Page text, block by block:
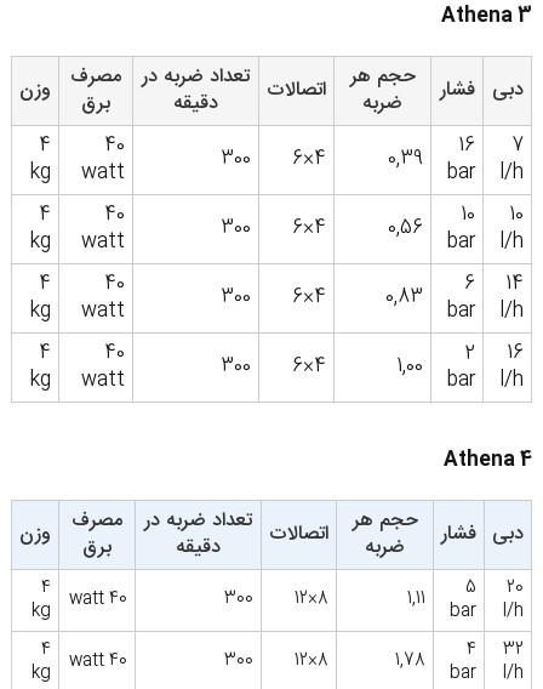
Athena 3
دبی فشار
حجم هر
ضربه
اتصالات تعداد ضربه در
دقیقه
مصرف
برق
وزن
7
l/h
16
bar
0,39
4×6
300
40
watt
4
kg
10
l/h
10
bar
0,56
4×6
300
40
watt
4
kg
14
l/h
6
bar
0,83
4×6
300
40
watt
4
kg
16
l/h
2
bar
1,00
4×6
300
40
watt
4
kg
Athena 4
دبی فشار
حجم هر
ضربه
اتصالات تعداد ضربه در
دقیقه
مصرف
برق
وزن
20
l/h
5
bar
1,11
8×12
300
40 watt
4
kg
32
l/h
4
bar
1,78
8×12
300
40 watt
4
kg